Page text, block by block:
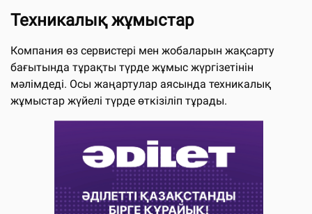
Техникалық жұмыстар
Компания өз сервистері мен жобаларын жақсарту
бағытында тұрақты түрде жұмыс жүргізетінін
мәлімдеді. Осы жаңартулар аясында техникалық
жұмыстар жүйелі түрде өткізіліп тұрады.